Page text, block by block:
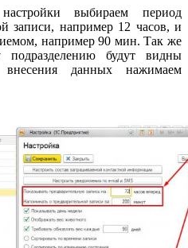
выбираем период
записи, например 12 часов, и
например 90 мин. Так же
будут видны
внесения данных нажимаем